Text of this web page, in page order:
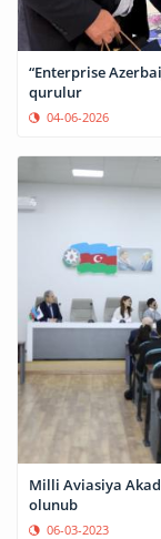
“Enterprise
qurulur
04-06-2026
Milli Aviasiya
olunub
06-03-2023